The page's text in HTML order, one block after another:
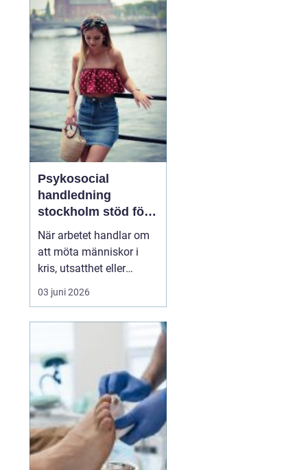
känner sig förvirrade,
skamsna eller svaga när
kropp och psyke
reagerar starkare än vad
situationen verkar
motivera. ...
Psykosocial
handledning
stockholm stöd för
hållbart arbete med
människor
När arbetet handlar om
att möta människor i
kris, utsatthet eller
beroende prövas både
yrkesrollen och den egna
socialtjänst, skola,
omsorg, HVB, öppenvård
eller rättsväsende känner
igen kombinationen av
höga krav, kompl...
03 juni 2026